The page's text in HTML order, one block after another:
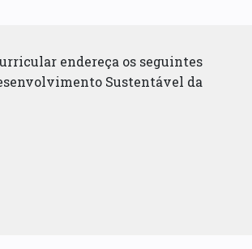
endereça os seguintes
Sustentável da